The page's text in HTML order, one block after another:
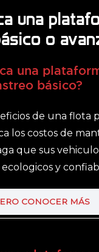
una
o
una
básico?
de una flota
los costos de
que sus
y
CONOCER MÁS